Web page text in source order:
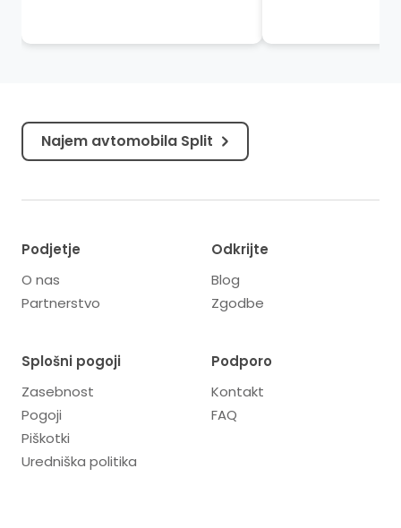
svetovljanskih kavarn...
smo...
Najem avtomobila Split
Podjetje
O nas
Partnerstvo
Odkrijte
Blog
Zgodbe
Splošni pogoji
Zasebnost
Pogoji
Piškotki
Uredniška politika
Podporo
Kontakt
FAQ